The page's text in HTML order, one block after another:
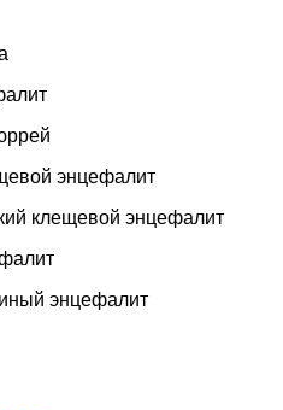
энцефалит
клещевой энцефалит
энцефалит